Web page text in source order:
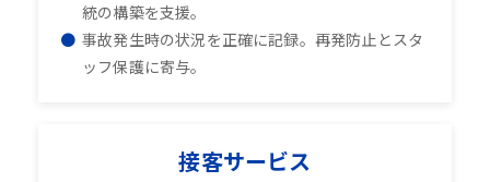
統の構築を支援。
事故発生時の状況を正確に記録。再発防止とスタ
ッフ保護に寄与。
接客サービス